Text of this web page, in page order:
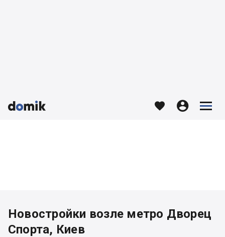


   


Новостройки возле метро Дворец
Спорта, Киев